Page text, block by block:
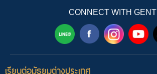
CONNECT WITH GENT
เรียนต่อมัธยมต่างประเทศ